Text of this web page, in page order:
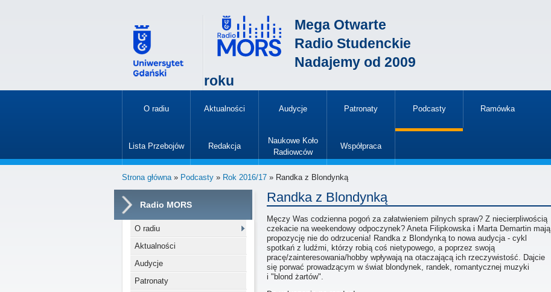
Mega Otwarte
Radio Studenckie
Nadajemy od 2009
roku
O radiu Aktualności Audycje Patronaty Podcasty
»
Ramówka
Lista Przebojów Redakcja
Naukowe Koło
Radiowców
Współpraca
Strona główna» Podcasty » Rok 2016/17 » Randka z Blondynką
Radio MORS
O radiu
Aktualności
Audycje
Patronaty
Randka z Blondynką
Męczy Was codzienna pogoń za załatwieniem pilnych spraw? Z niecierpliwością
czekacie na weekendowy odpoczynek? Aneta Filipkowska i Marta Demartin mają
propozycję nie do odrzucenia! Randka z Blondynką to nowa audycja - cykl
spotkań z ludźmi, którzy robią coś nietypowego, a poprzez swoją
pracę/zainteresowania/hobby wpływają na otaczającą ich rzeczywistość. Dajcie
się porwać prowadzącym w świat blondynek, randek, romantycznej muzyki
i "blond żartów".